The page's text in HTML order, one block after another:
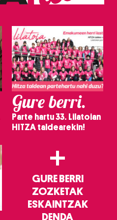
Gure berri.
Parte hartu 33. Lilatoian
HITZA taldearekin!
+
GURE BERRI
ZOZKETAK
ESKAINTZAK
DENDA